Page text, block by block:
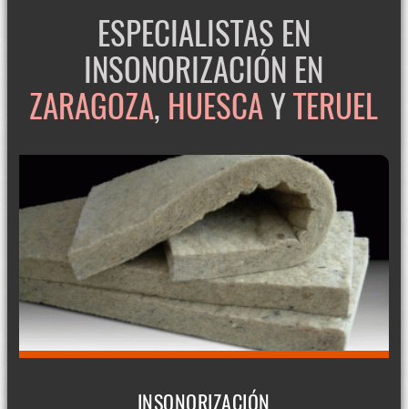
ESPECIALISTAS EN
INSONORIZACIÓN EN
ZARAGOZA, HUESCAYTERUEL
INSONORIZACIÓN